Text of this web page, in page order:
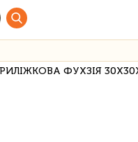
ФУХЗІЯ